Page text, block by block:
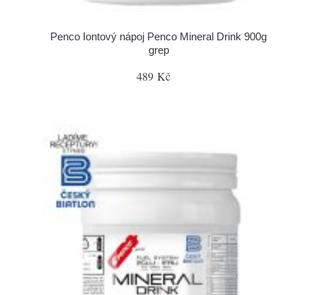
Penco Iontový nápoj Penco Mineral Drink 900g
grep
489 Kč